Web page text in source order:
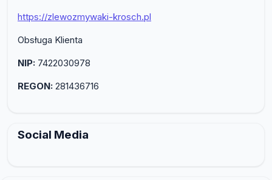
https://zlewozmywaki-krosch.pl
Obsługa Klienta
NIP: 7422030978
REGON: 281436716
Social Media